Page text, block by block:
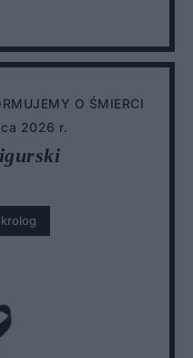
O ŚMIERCI
2026 r.